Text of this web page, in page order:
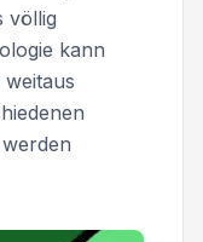
völlig
kann
weitaus